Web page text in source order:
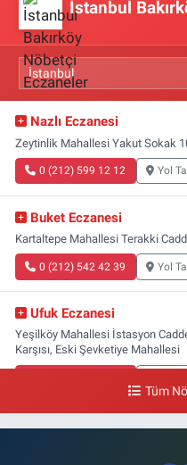
İstanbul
Nazlı Eczanesi
Zeytinlik Mahallesi Yakut Sokak
0 (212) 599 12 12 Yol
Buket Eczanesi
Kartaltepe Mahallesi Terakki
0 (212) 542 42 39 Yol
Ufuk Eczanesi
Yeşilköy Mahallesi İstasyon
Karşısı, Eski Şevketiye Mahallesi
Tüm